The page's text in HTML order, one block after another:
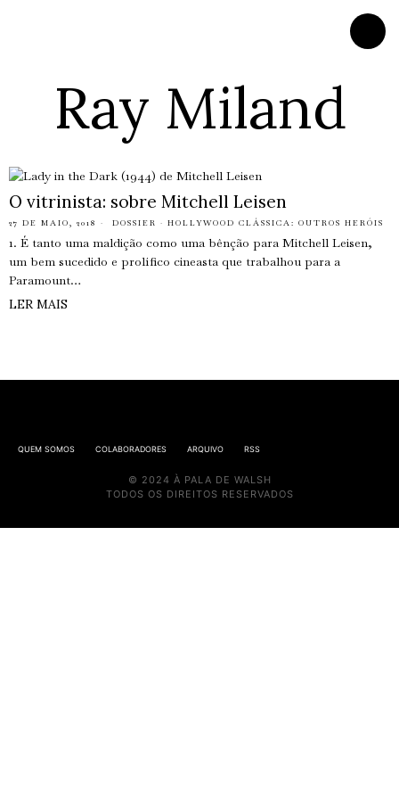
Ray Miland
O vitrinista: sobre Mitchell Leisen
27 DE MAIO, 2018 DOSSIER · HOLLYWOOD CLÁSSICA: OUTROS HERÓIS
1. É tanto uma maldição como uma bênção para Mitchell Leisen,
um bem sucedido e prolífico cineasta que trabalhou para a
Paramount…
LER MAIS
QUEM SOMOS COLABORADORES ARQUIVO RSS
© 2024 À PALA DE WALSH
TODOS OS DIREITOS RESERVADOS